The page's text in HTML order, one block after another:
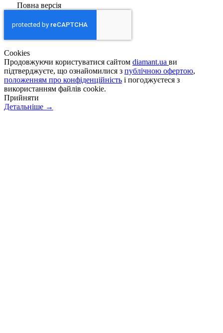
Повна версія
Сookies
Продовжуючи користуватися сайтом diamant.ua ви
підтверджуєте, що ознайомилися з публічною офертою,
положенням про конфіденційність і погоджуєтеся з
використанням файлів cookie.
Прийняти
Детальніше →